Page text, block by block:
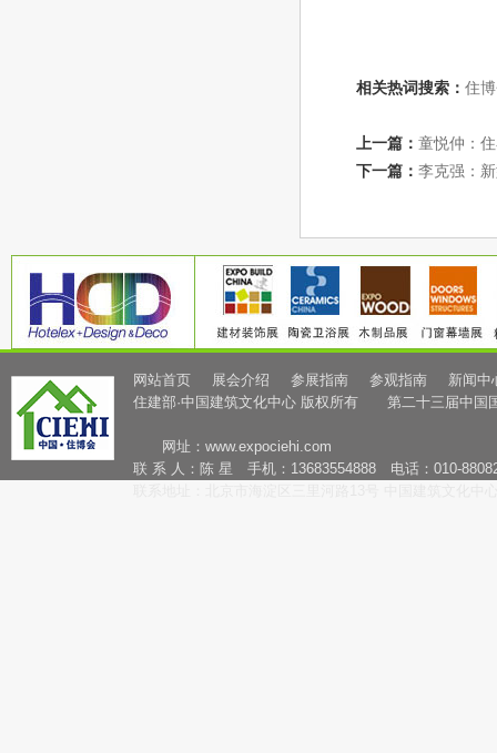
相关热词搜索： 住
上一篇： 童悦仲：
下一篇： 李克强：
网站首页 展会介绍 参展指南 参观指南
新闻中
住建部·中国建筑文化中心 版权所有 第二十三届中国
网址： www.expociehi.com
联 系 人：陈 星 手机：13683554888 电话：010-